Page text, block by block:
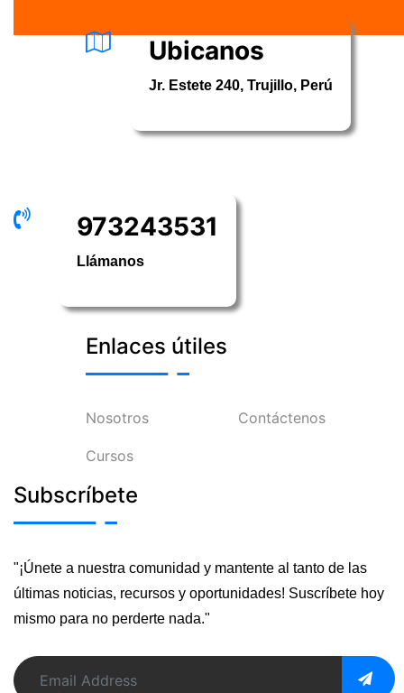
Ubicanos
Jr. Estete 240, Trujillo, Perú
973243531
Llámanos
Enlaces útiles
Nosotros
Cursos
Contáctenos
Subscríbete
"¡Únete a nuestra comunidad y mantente al tanto de las
últimas noticias, recursos y oportunidades! Suscríbete hoy
mismo para no perderte nada."